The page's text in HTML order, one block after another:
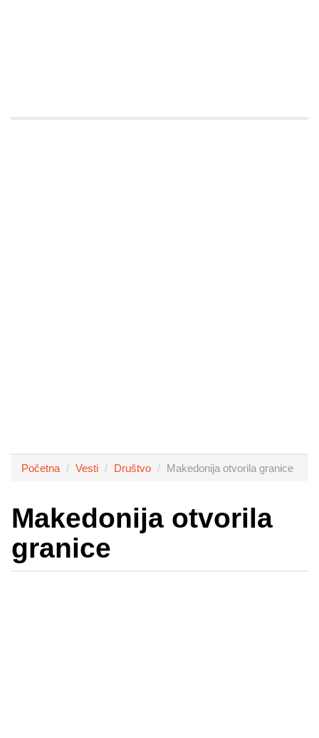
Početna Vesti Društvo Makedonija otvorila granice
Makedonija otvorila
granice